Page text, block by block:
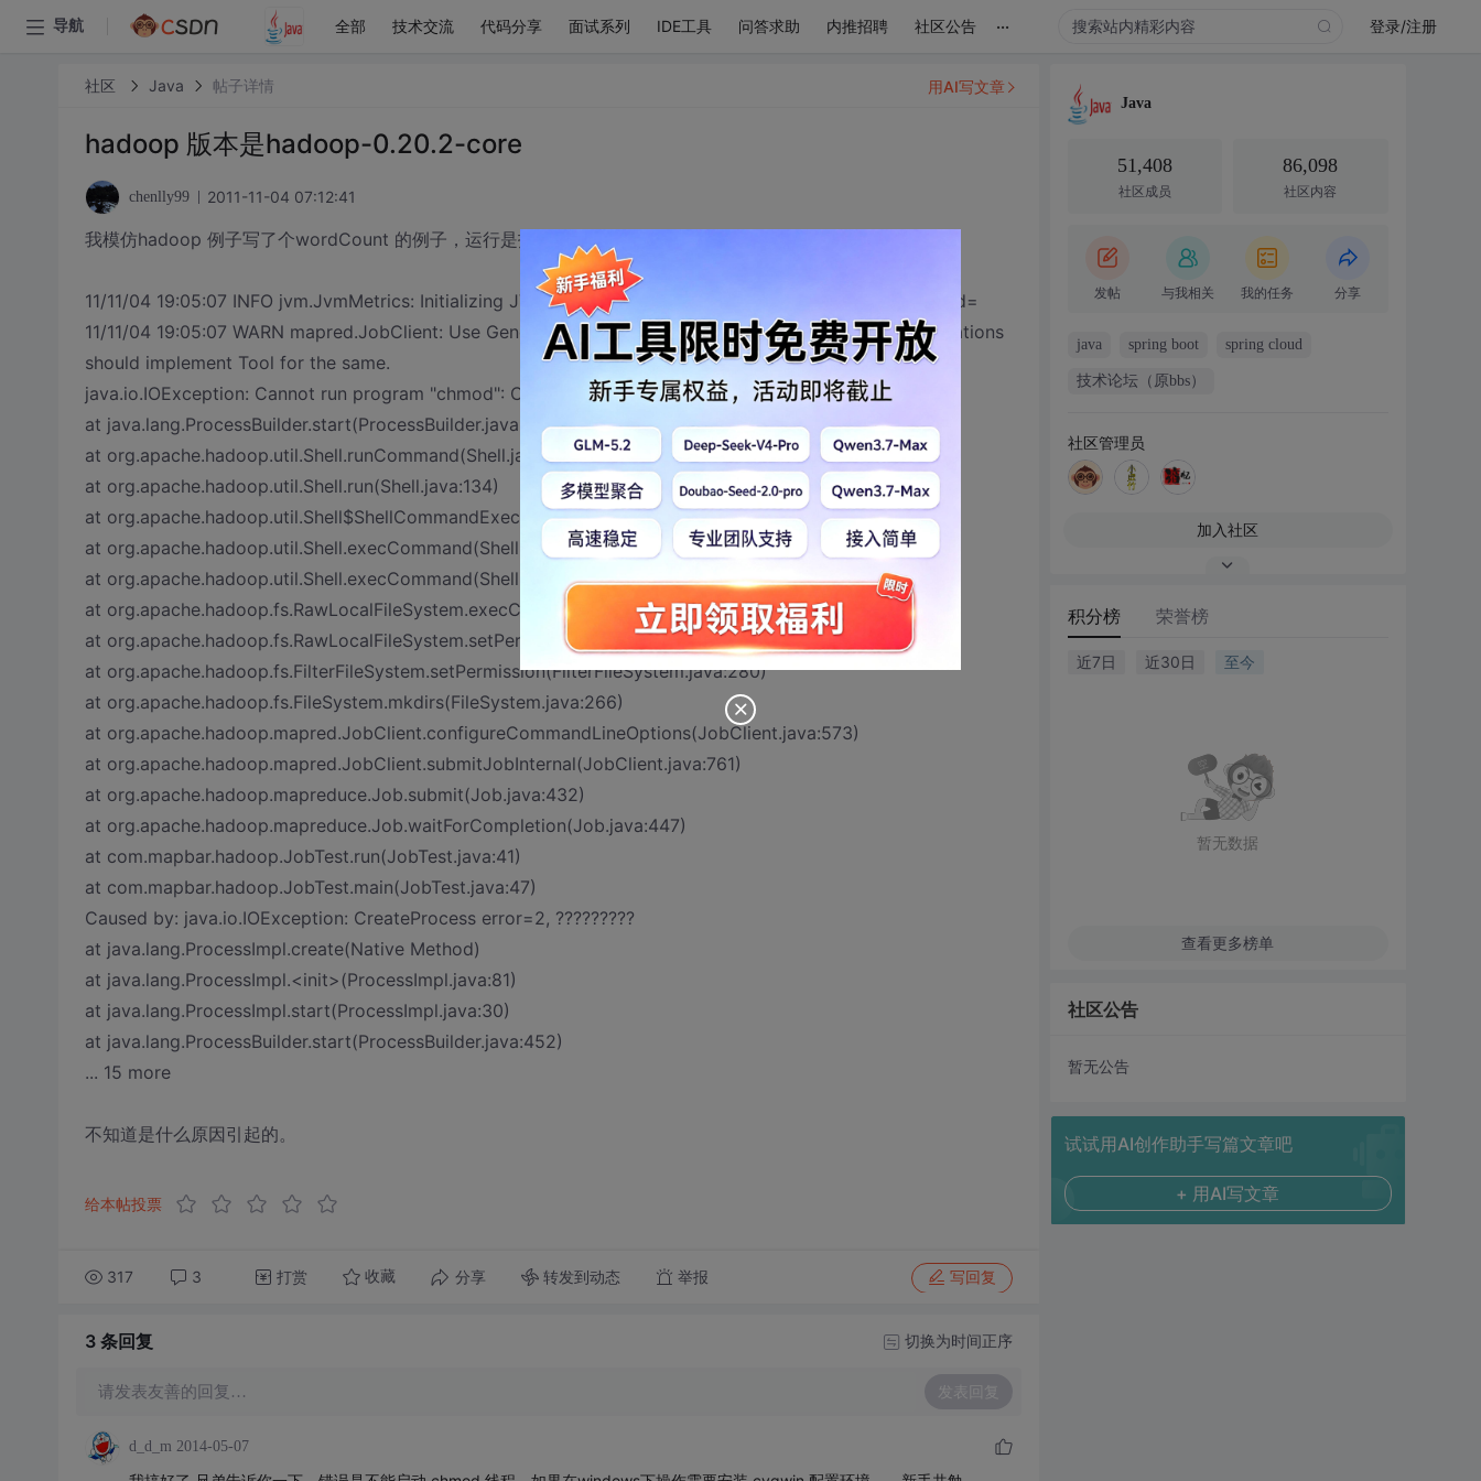
导航 全部 技术交流 代码分享 面试系列 IDE工具 问答求助 内推招聘 社区公告 ... 登录/注册
社区 Java 帖子详情
hadoop 版本是hadoop-0.20.2-core
chenlly99 2011-11-04 07:12:41
我模仿hadoop 例子写了个wordCount 的例子，运行是报错：
11/11/04 19:05:07 INFO jvm.JvmMetrics: Initializing JVM Metrics with processName=JobTracker, sessionId=
11/11/04 19:05:07 WARN mapred.JobClient: Use GenericOptionsParser for parsing the arguments. Applications
should implement Tool for the same.
java.io.IOException: Cannot run program "chmod": CreateProcess error=2, ?????????
at java.lang.ProcessBuilder.start(ProcessBuilder.java:459)
at org.apache.hadoop.util.Shell.runCommand(Shell.java:149)
at org.apache.hadoop.util.Shell.run(Shell.java:134)
at org.apache.hadoop.util.Shell$ShellCommandExecutor.execute(Shell.java:286)
at org.apache.hadoop.util.Shell.execCommand(Shell.java:354)
at org.apache.hadoop.util.Shell.execCommand(Shell.java:337)
at org.apache.hadoop.fs.RawLocalFileSystem.execCommand(RawLocalFileSystem.java:481)
at org.apache.hadoop.fs.RawLocalFileSystem.setPermission(RawLocalFileSystem.java:473)
at org.apache.hadoop.fs.FilterFileSystem.setPermission(FilterFileSystem.java:280)
at org.apache.hadoop.fs.FileSystem.mkdirs(FileSystem.java:266)
at org.apache.hadoop.mapred.JobClient.configureCommandLineOptions(JobClient.java:573)
at org.apache.hadoop.mapred.JobClient.submitJobInternal(JobClient.java:761)
at org.apache.hadoop.mapreduce.Job.submit(Job.java:432)
at org.apache.hadoop.mapreduce.Job.waitForCompletion(Job.java:447)
at com.mapbar.hadoop.JobTest.run(JobTest.java:41)
at com.mapbar.hadoop.JobTest.main(JobTest.java:47)
Caused by: java.io.IOException: CreateProcess error=2, ?????????
at java.lang.ProcessImpl.create(Native Method)
at java.lang.ProcessImpl.<init>(ProcessImpl.java:81)
at java.lang.ProcessImpl.start(ProcessImpl.java:30)
at java.lang.ProcessBuilder.start(ProcessBuilder.java:452)
... 15 more
不知道是什么原因引起的。
给本帖投票
317 3 打赏 收藏 分享 转发到动态 举报 写回复
用AI写文章
3 条回复 切换为时间正序
请发表友善的回复… 发表回复
d_d_m 2014-05-07
Java
51,408
社区成员
86,098
社区内容
发帖 与我相关 我的任务 分享
java spring boot spring cloud
技术论坛（原bbs）
社区管理员
加入社区
积分榜 荣誉榜
近7日 近30日 至今
暂无数据
查看更多榜单
社区公告
暂无公告
试试用AI创作助手写篇文章吧
+ 用AI写文章